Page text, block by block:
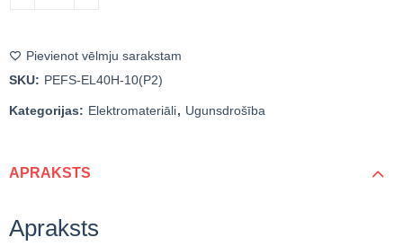
Pievienot vēlmju sarakstam
SKU: PEFS-EL40H-10(P2)
Kategorijas: Elektromateriāli, Ugunsdrošība
APRAKSTS
Apraksts